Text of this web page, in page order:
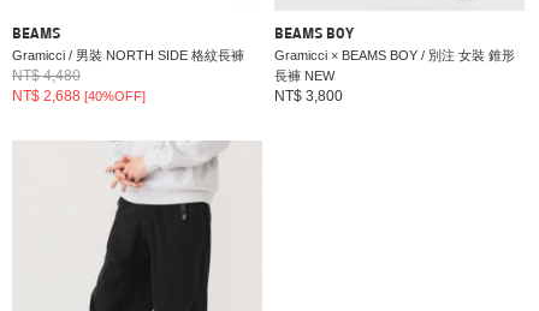
BEAMS
Gramicci / 男裝 NORTH SIDE 格紋長褲
NT$ 4,480
NT$ 2,688 [40%OFF]
BEAMS BOY
Gramicci × BEAMS BOY / 別注 女裝 錐形
長褲 NEW
NT$ 3,800